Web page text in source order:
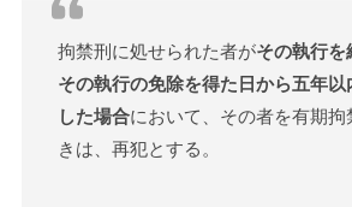
拘禁刑に処せられた者がその執行を
その執行の免除を得た日から五年
した場合において、その者を有期拘
きは、再犯とする。